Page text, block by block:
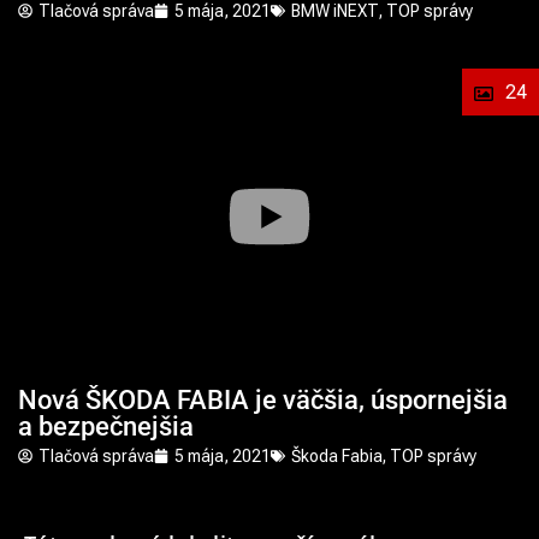
Tlačová správa 5 mája, 2021 BMW iNEXT, TOP správy
24
Nová ŠKODA FABIA je väčšia, úspornejšia
a bezpečnejšia
Tlačová správa 5 mája, 2021 Škoda Fabia, TOP správy